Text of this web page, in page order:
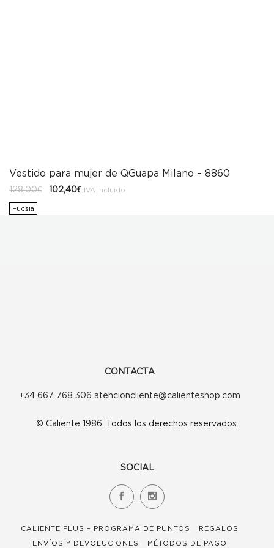
Vestido para mujer de QGuapa Milano – 8860
128,00€
El102,40€ElIVA incluido
Fucsia
CONTACTA
+34 667 768 306 atencioncliente@calienteshop.com
© Caliente 1986. Todos los derechos reservados.
SOCIAL
CALIENTE PLUS – PROGRAMA DE PUNTOS
REGALOS
ENVÍOS Y DEVOLUCIONES
MÉTODOS DE PAGO